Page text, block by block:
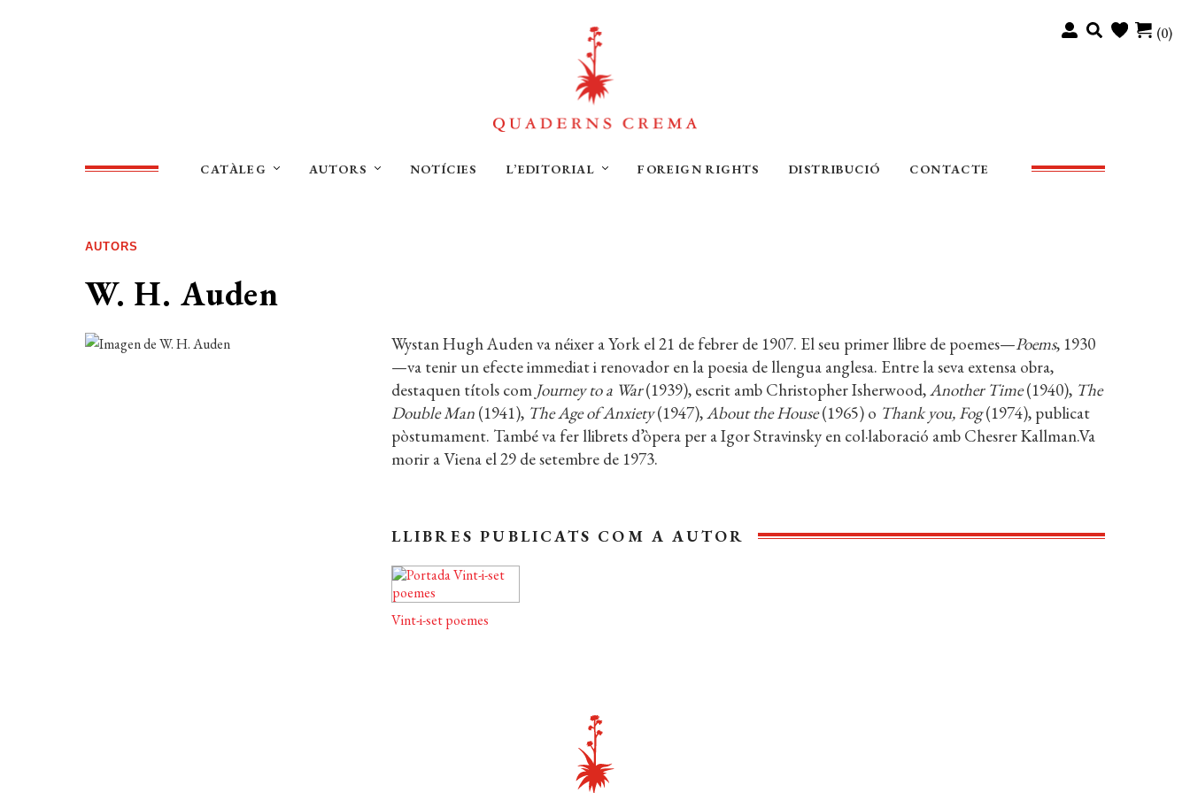
(0)
CATÀLEG AUTORS NOTÍCIES L’EDITORIAL FOREIGN RIGHTS DISTRIBUCIÓ CONTACTE
AUTORS
W. H. Auden
Wystan Hugh Auden va néixer a York el 21 de febrer de 1907. El seu primer llibre de poemes—Poems, 1930
—va tenir un efecte immediat i renovador en la poesia de llengua anglesa. Entre la seva extensa obra,
destaquen títols com Journey to a War(1939), escrit amb Christopher Isherwood,Another Time(1940),The
Double Man(1941), The Age of Anxiety(1947),About the House(1965) o Thank you, Fog(1974), publicat
pòstumament. També va fer llibrets d’òpera per a Igor Stravinsky en col·laboració amb Chesrer Kallman.Va
morir a Viena el 29 de setembre de 1973.
LLIBRES PUBLICATS COM A AUTOR
Vint-i-set poemes